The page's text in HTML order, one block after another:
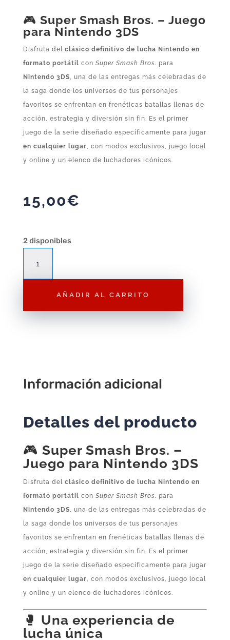
🎮 Super Smash Bros. – Juego
para Nintendo 3DS
Disfruta del clásico definitivo de lucha Nintendo en
formato portátil con Super Smash Bros. para
Nintendo 3DS , una de las entregas más celebradas de
la saga donde los universos de tus personajes
favoritos se enfrentan en frenéticas batallas llenas de
acción, estrategia y diversión sin fin. Es el primer
juego de la serie diseñado específicamente para jugar
en cualquier lugar , con modos exclusivos, juego local
y online y un elenco de luchadores icónicos.
15,00€
2 disponibles
Smash
Bros.
AÑADIR AL CARRITO
Información adicional
Detalles del producto
🎮 Super Smash Bros. –
Juego para Nintendo 3DS
Disfruta del clásico definitivo de lucha Nintendo en
formato portátil con Super Smash Bros. para
Nintendo 3DS , una de las entregas más celebradas de
la saga donde los universos de tus personajes
favoritos se enfrentan en frenéticas batallas llenas de
acción, estrategia y diversión sin fin. Es el primer
juego de la serie diseñado específicamente para jugar
en cualquier lugar , con modos exclusivos, juego local
y online y un elenco de luchadores icónicos.
🥊 Una experiencia de
lucha única